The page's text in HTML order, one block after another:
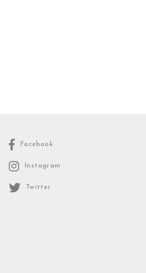
Facebook
Instagram
Twitter